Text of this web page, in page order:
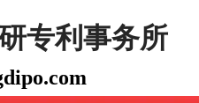
专利事务所